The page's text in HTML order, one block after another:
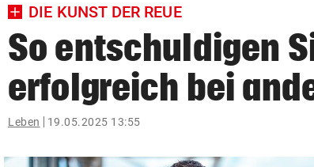
search
Suchbegriff
eingeben
DIE KUNST DER REUE
So entschuldigen
erfolgreich bei
Leben 19.05.2025 13:55